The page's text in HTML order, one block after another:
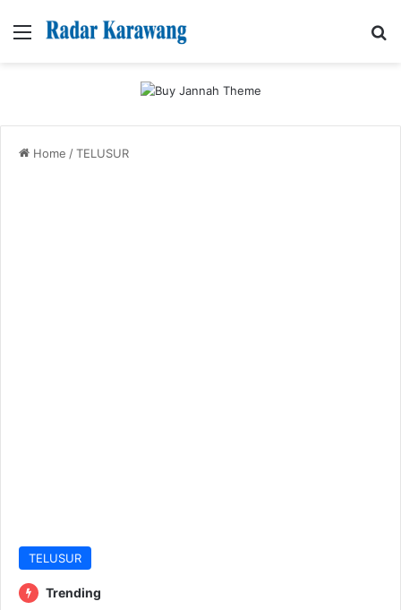
Menu
Home /TELUSUR
TELUSUR
Trending